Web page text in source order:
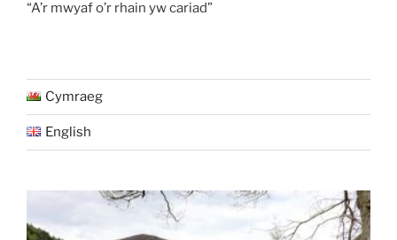
“A’r mwyaf o’r rhain yw cariad”
Cymraeg
English